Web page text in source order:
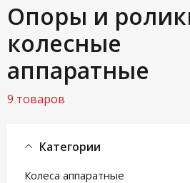
Опоры и
колесные
аппаратные
9 товаров
Категории
Колеса аппаратные